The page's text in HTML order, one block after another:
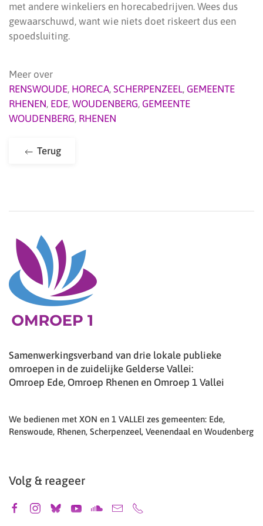
met andere winkeliers en horecabedrijven. Wees dus
gewaarschuwd, want wie niets doet riskeert dus een
spoedsluiting.
Meer over
RENSWOUDE, HORECA, SCHERPENZEEL, GEMEENTE
RHENEN, EDE, WOUDENBERG, GEMEENTE
WOUDENBERG, RHENEN
Terug
Samenwerkingsverband van drie lokale publieke
omroepen in de zuidelijke Gelderse Vallei:
Omroep Ede, Omroep Rhenen en Omroep 1 Vallei
We bedienen met XON en 1 VALLEI zes gemeenten: Ede,
Renswoude, Rhenen, Scherpenzeel, Veenendaal en Woudenberg
Volg & reageer